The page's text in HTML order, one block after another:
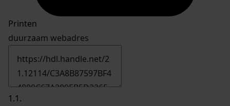
Printen
duurzaam webadres
1.1.